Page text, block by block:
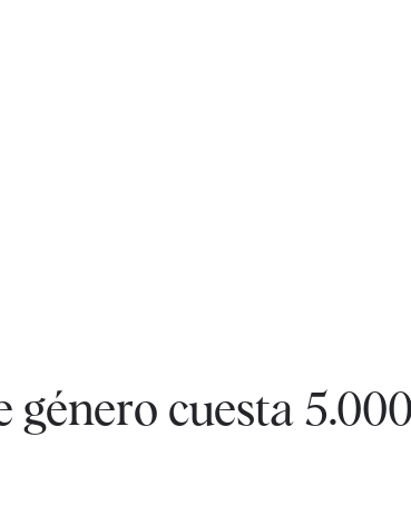
género cuesta